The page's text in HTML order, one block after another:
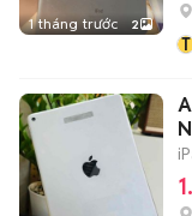
1 tháng trước 2
T